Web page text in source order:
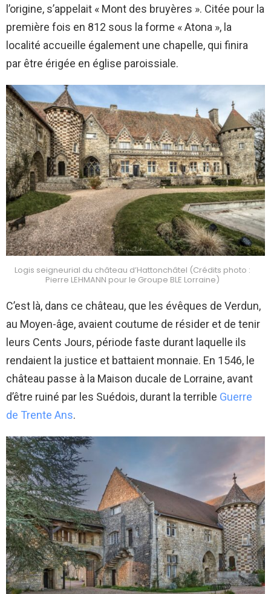
l’origine, s’appelait « Mont des bruyères ». Citée pour la
première fois en 812 sous la forme « Atona », la
localité accueille également une chapelle, qui finira
par être érigée en église paroissiale.
Logis seigneurial du château d’Hattonchâtel (Crédits photo :
Pierre LEHMANN pour le Groupe BLE Lorraine)
C’est là, dans ce château, que les évêques de Verdun,
au Moyen-âge, avaient coutume de résider et de tenir
leurs Cents Jours, période faste durant laquelle ils
rendaient la justice et battaient monnaie. En 1546, le
château passe à la Maison ducale de Lorraine, avant
d’être ruiné par les Suédois, durant la terrible Guerre
de Trente Ans.